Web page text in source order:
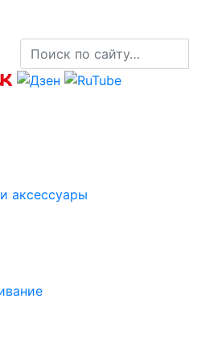
аксессуары